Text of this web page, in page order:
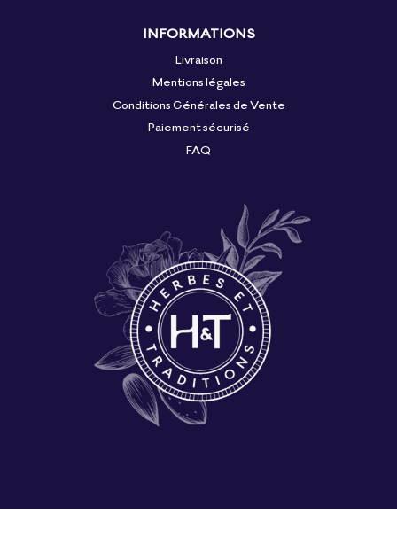
INFORMATIONS
Livraison
Mentions légales
Conditions Générales de Vente
Paiement sécurisé
FAQ